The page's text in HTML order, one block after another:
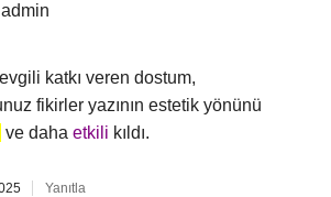
admin
katkı veren dostum,
fikirler yazının estetik yönünü
ve daha etkili kıldı.
Yanıtla